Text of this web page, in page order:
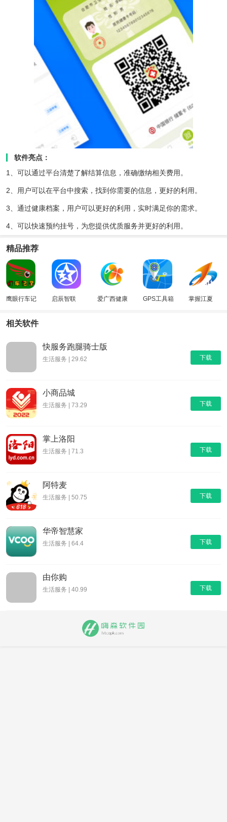
软件亮点：
1、可以通过平台清楚了解结算信息，准确缴纳相关费用。
2、用户可以在平台中搜索，找到你需要的信息，更好的利用。
3、通过健康档案，用户可以更好的利用，实时满足你的需求。
4、可以快速预约挂号，为您提供优质服务并更好的利用。
精品推荐
鹰眼行车记
启辰智联
爱广西健康
GPS工具箱 掌握江夏
相关软件
下载
快服务跑腿骑士版
生活服务 | 29.62
下载
小商品城
生活服务 | 73.29
下载
掌上洛阳
生活服务 | 71.3
下载
阿特麦
生活服务 | 50.75
下载
华帝智慧家
生活服务 | 64.4
下载
由你购
生活服务 | 40.99